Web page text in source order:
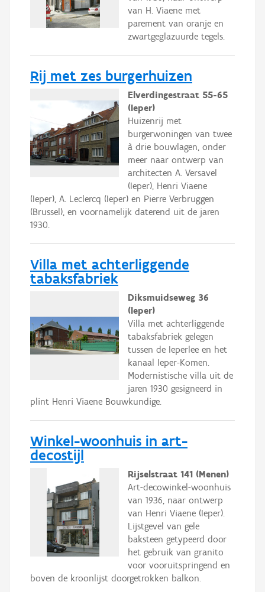
van H. Viaene met
parement van oranje en
zwartgeglazuurde tegels.
Rij met zes burgerhuizen
Elverdingestraat 55-65
(Ieper)
Huizenrij met
burgerwoningen van twee
à drie bouwlagen, onder
meer naar ontwerp van
architecten A. Versavel
(Ieper), Henri Viaene
(Ieper), A. Leclercq (Ieper) en Pierre Verbruggen
(Brussel), en voornamelijk daterend uit de jaren
1930.
Villa met achterliggende
tabaksfabriek
Diksmuidseweg 36
(Ieper)
Villa met achterliggende
tabaksfabriek gelegen
tussen de Ieperlee en het
kanaal Ieper-Komen.
Modernistische villa uit de
jaren 1930 gesigneerd in
plint Henri Viaene Bouwkundige.
Winkel-woonhuis in art-
decostijl
Rijselstraat 141 (Menen)
Art-decowinkel-woonhuis
van 1936, naar ontwerp
van Henri Viaene (Ieper).
Lijstgevel van gele
baksteen getypeerd door
het gebruik van granito
voor vooruitspringend en
boven de kroonlijst doorgetrokken balkon.